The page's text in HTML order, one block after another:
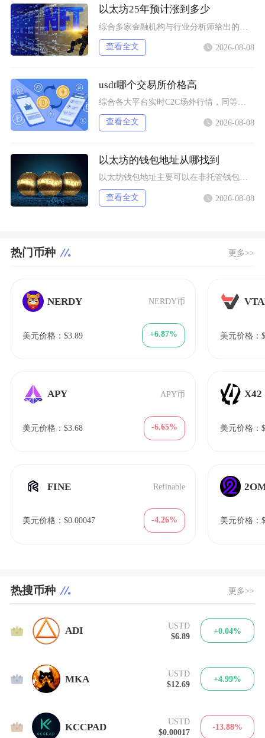
以太坊25年预计涨到多少
查看全文 2026-08-08
usdt哪个交易所价格高
查看全文 2026-08-08
以太坊的钱包地址从哪找到
以太坊钱包地址主要可以在非托管钱包客户端、硬件钱包配套软件、交易所资产充值页面找到，地址统
查看全文 2026-08-08
热门币种 更多>>
NERDY NERDY币
美元价格：$3.89 +6.87%
APY APY币
美元价格：$3.68 -6.65%
FINE Refinable
美元价格：$0.00047 -4.26%
美元价格：
X42
美元价格：
美元价格：
热搜币种 更多>>
1 ADI
USTD
$6.89
+0.04%
2 MKA
USTD
$12.69
+4.99%
3 KCCPAD
USTD
$0.00017
-13.88%